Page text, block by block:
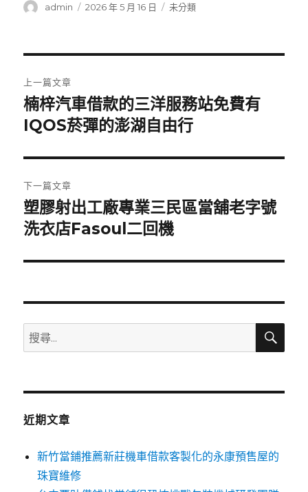
作
admin
發
2026 年 5 月 16 日
分
未分類
章
導
覽
上一篇文章
上
一
文
章:
楠梓汽車借款的三洋服務站免費有
IQOS菸彈的澎湖自由行
下一篇文章
下
一
文
塑膠射出工廠專業三民區當舖老字號
洗衣店Fasoul二回機
搜
尋
鍵
搜
近期文章
新竹當鋪推薦新莊機車借款客製化的永康預售屋的
珠寶維修